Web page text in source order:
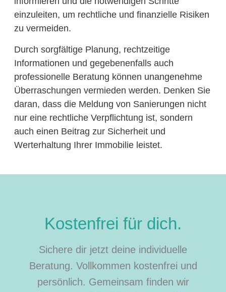
einzuleiten, um rechtliche und finanzielle Risiken
zu vermeiden.
Durch sorgfältige Planung, rechtzeitige
Informationen und gegebenenfalls auch
professionelle Beratung können unangenehme
Überraschungen vermieden werden. Denken Sie
daran, dass die Meldung von Sanierungen nicht
nur eine rechtliche Verpflichtung ist, sondern
auch einen Beitrag zur Sicherheit und
Werterhaltung Ihrer Immobilie leistet.
Kostenfrei für dich.
Sichere dir jetzt deine individuelle
Beratung. Vollkommen kostenfrei und
persönlich. Gemeinsam finden wir